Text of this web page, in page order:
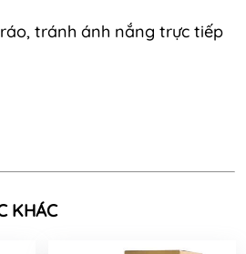
tránh ánh nắng trực tiếp
KHÁC